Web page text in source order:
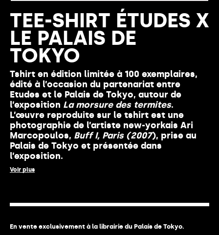
TEE-SHIRT ÉTUDES X
LE PALAIS DE
TOKYO
Tshirt en édition limitée à 100 exemplaires,
édité à l’occasion du partenariat entre
Etudes et le Palais de Tokyo, autour de
l’exposition La morsure des termites.
L’œuvre reproduite sur le tshirt est une
photographie de l’artiste new-yorkais Ari
Marcopoulos, Buff I, Paris (2007), prise au
Palais de Tokyo et présentée dans
l’exposition.
Voir plus
En vente exclusivement à la librairie du Palais de Tokyo.